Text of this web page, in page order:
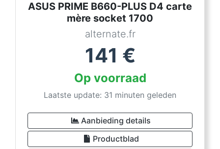
ASUS PRIME B660-PLUS D4 carte
mère socket 1700
alternate.fr
141 €
Op voorraad
Laatste update: 31 minuten geleden
Aanbieding details
Productblad